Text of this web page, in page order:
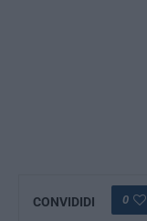
CONVIDIDI 0